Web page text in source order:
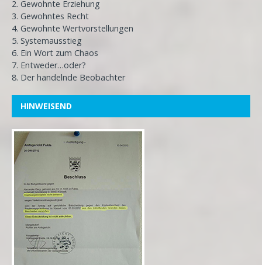
2. Gewohnte Erziehung
3. Gewohntes Recht
4. Gewohnte Wertvorstellungen
5. Systemausstieg
6. Ein Wort zum Chaos
7. Entweder…oder?
8. Der handelnde Beobachter
HINWEISEND